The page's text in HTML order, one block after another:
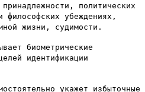
политических
философских убеждениях,
жизни, судимости.
биометрические
идентификации
укажет избыточные